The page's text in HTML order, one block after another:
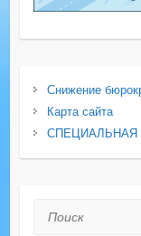
Снижение
Карта сайта
СПЕЦИАЛЬНАЯ
Поиск